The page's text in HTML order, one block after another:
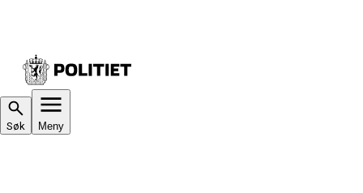
Søk Meny